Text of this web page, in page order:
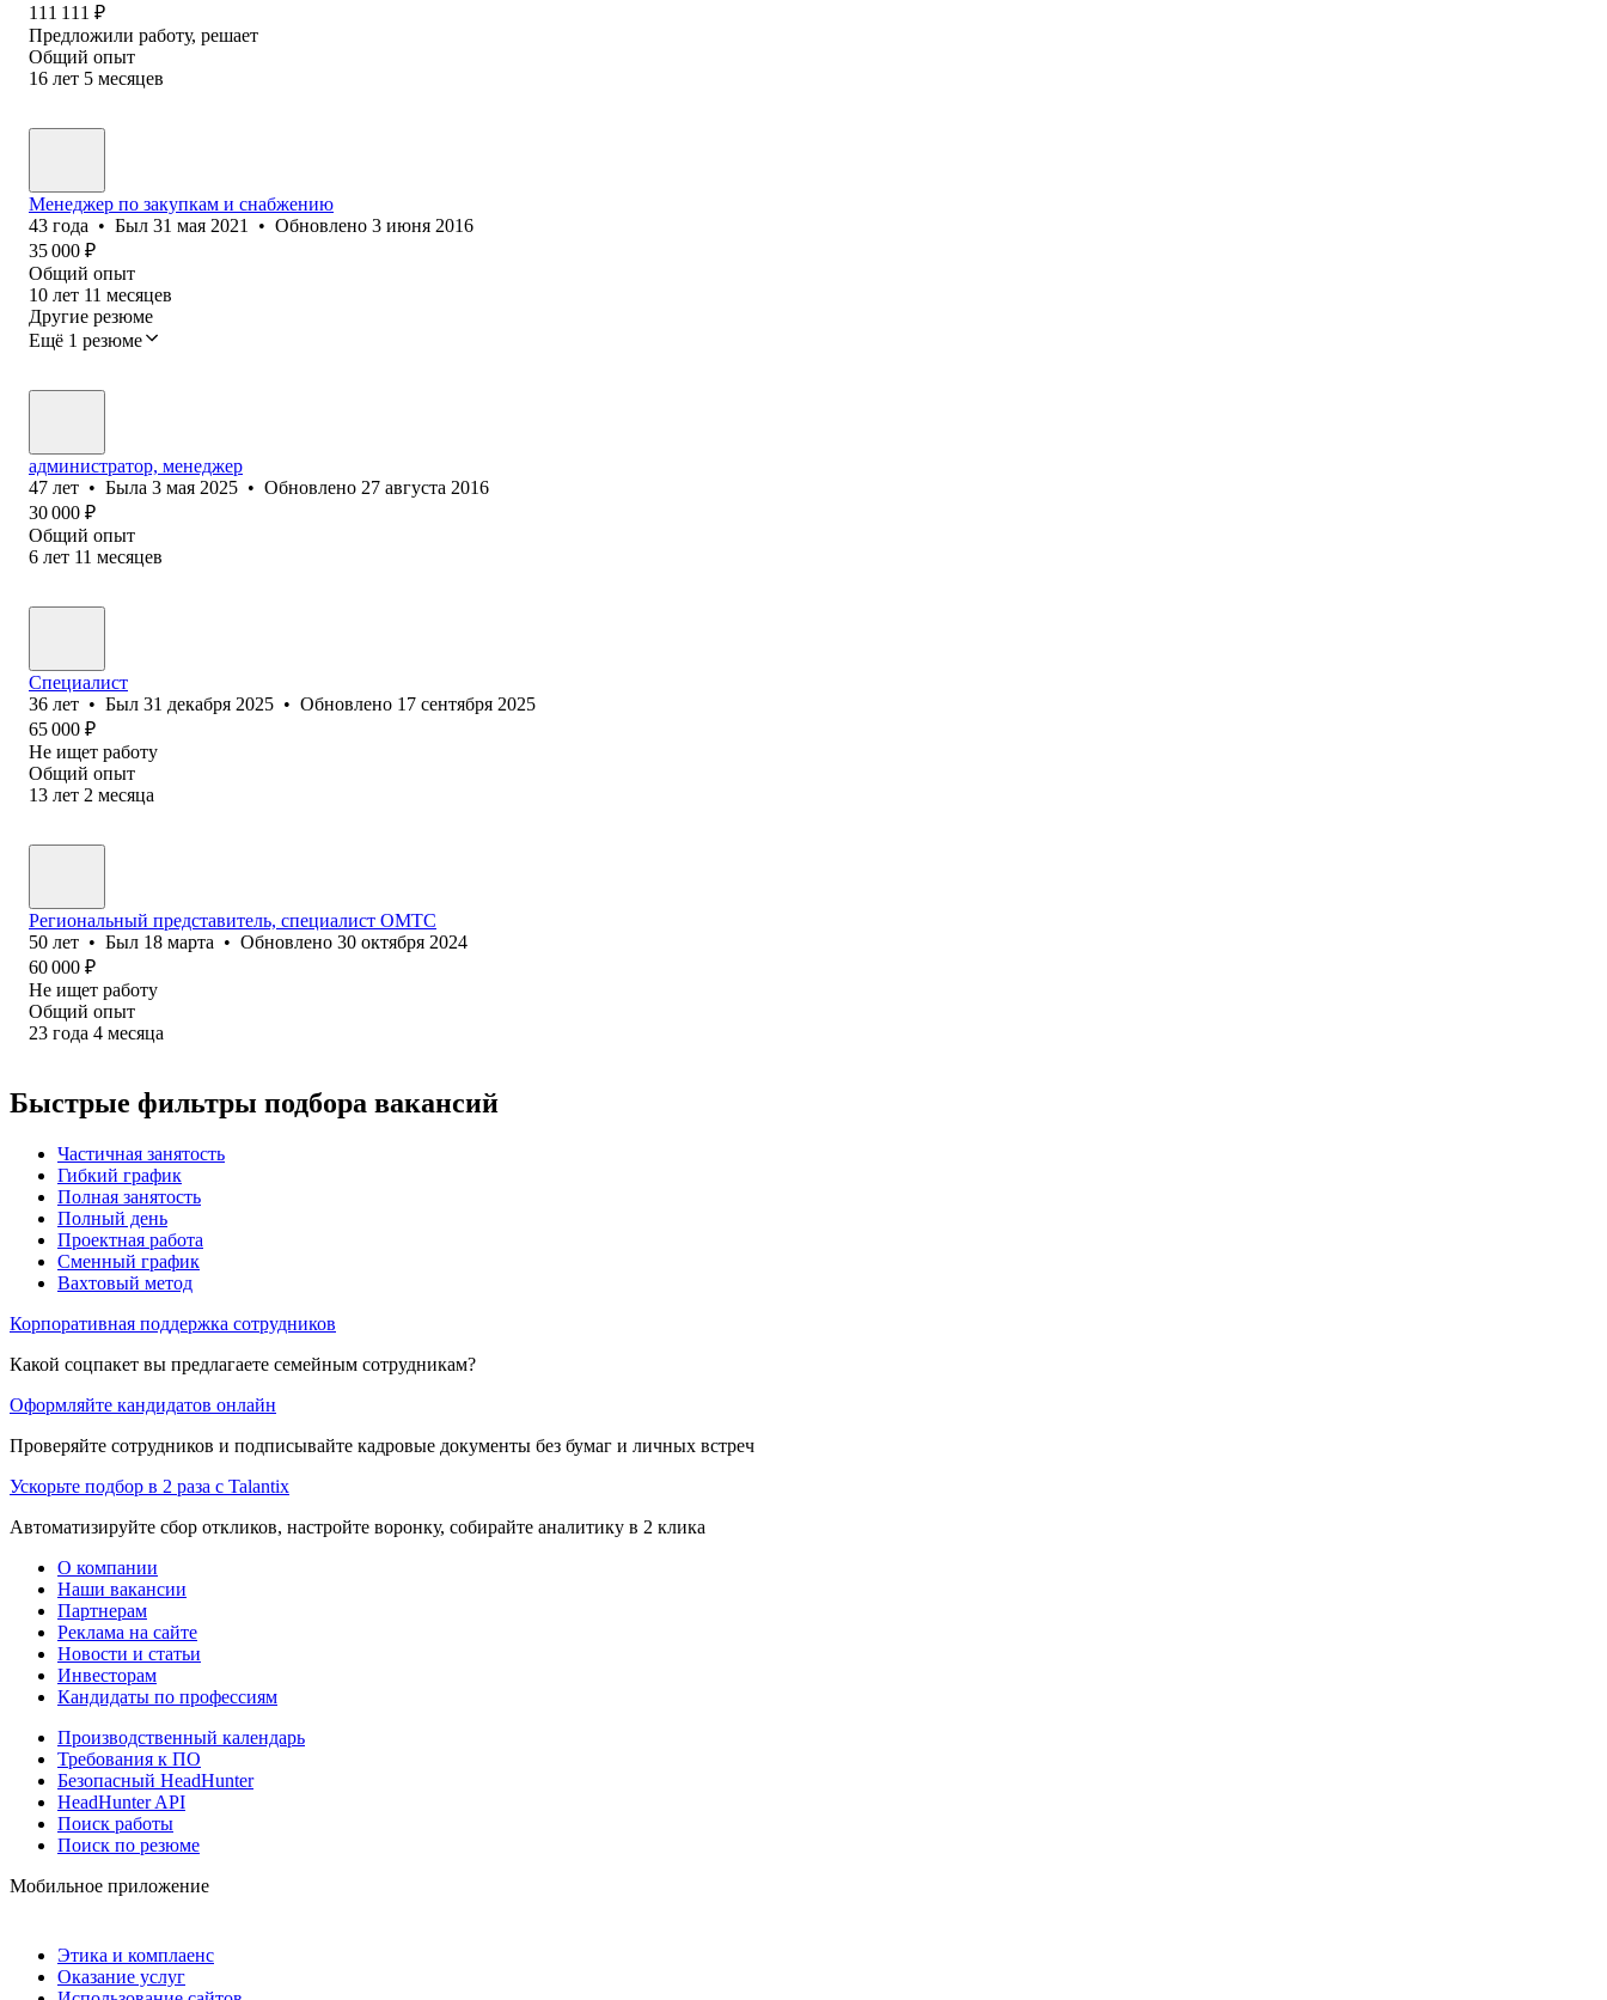
111 111 ₽
Предложили работу, решает
Общий опыт
16 лет 5 месяцев
Менеджер по закупкам и снабжению
43 года • Был 31 мая 2021 • Обновлено 3 июня 2016
35 000 ₽
Общий опыт
10 лет 11 месяцев
Другие резюме
Ещё 1 резюме
администратор, менеджер
47 лет • Была 3 мая 2025 • Обновлено 27 августа 2016
30 000 ₽
Общий опыт
6 лет 11 месяцев
Специалист
36 лет • Был 31 декабря 2025 • Обновлено 17 сентября 2025
65 000 ₽
Не ищет работу
Общий опыт
13 лет 2 месяца
Региональный представитель, специалист ОМТС
50 лет • Был 18 марта • Обновлено 30 октября 2024
60 000 ₽
Не ищет работу
Общий опыт
23 года 4 месяца
Быстрые фильтры подбора вакансий
Частичная занятость
Гибкий график
Полная занятость
Полный день
Проектная работа
Сменный график
Вахтовый метод
Корпоративная поддержка сотрудников
Какой соцпакет вы предлагаете семейным сотрудникам?
Оформляйте кандидатов онлайн
Проверяйте сотрудников и подписывайте кадровые документы без бумаг и личных встреч
Ускорьте подбор в 2 раза с Talantix
Автоматизируйте сбор откликов, настройте воронку, собирайте аналитику в 2 клика
О компании
Наши вакансии
Партнерам
Реклама на сайте
Новости и статьи
Инвесторам
Кандидаты по профессиям
Производственный календарь
Требования к ПО
Безопасный HeadHunter
HeadHunter API
Поиск работы
Поиск по резюме
Мобильное приложение
Этика и комплаенс
Оказание услуг